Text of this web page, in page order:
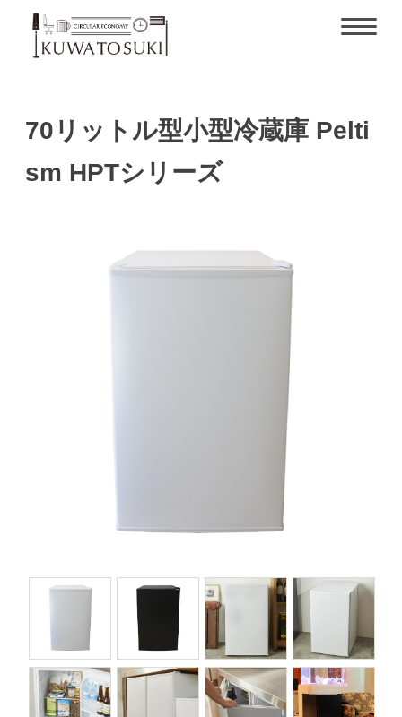
70リットル型小型冷蔵庫 Pelti
sm HPTシリーズ